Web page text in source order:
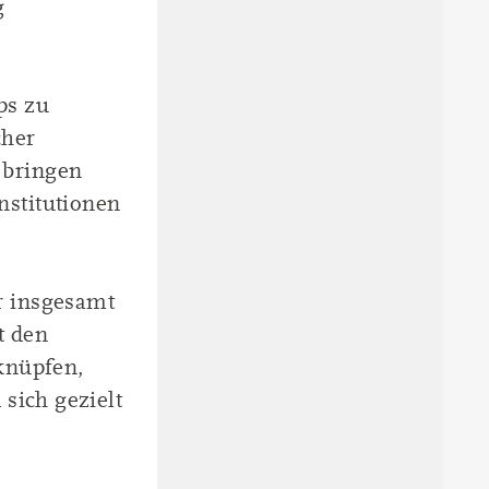
zu
insgesamt
den
sich gezielt